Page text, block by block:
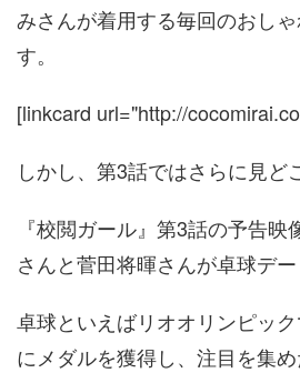
みさんが着用する毎回のおし
す。
[linkcard url="http://
しかし、第3話ではさらに見ど
『校閲ガール』第3話の予告
さんと菅田将暉さんが卓球デー
卓球といえばリオオリンピッ
にメダルを獲得し、注目を集